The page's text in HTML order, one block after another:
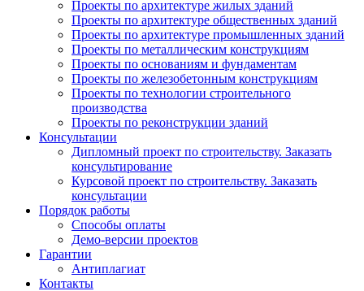
Проекты по архитектуре жилых зданий
Проекты по архитектуре общественных зданий
Проекты по архитектуре промышленных зданий
Проекты по металлическим конструкциям
Проекты по основаниям и фундаментам
Проекты по железобетонным конструкциям
Проекты по технологии строительного
производства
Проекты по реконструкции зданий
Консультации
Дипломный проект по строительству. Заказать
консультирование
Курсовой проект по строительству. Заказать
консультации
Порядок работы
Способы оплаты
Демо-версии проектов
Гарантии
Антиплагиат
Контакты